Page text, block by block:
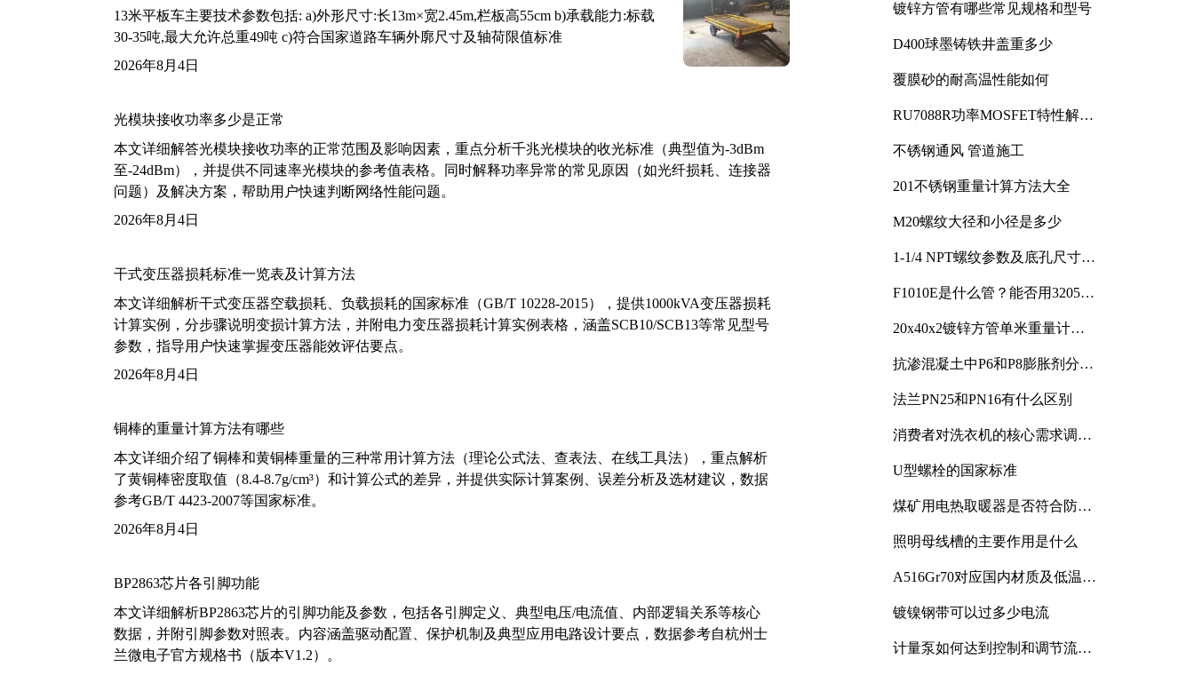
13米平板车主要技术参数包括: a)外形尺寸:长13m×宽2.45m,栏板高55cm b)承载能力:标载
30-35吨,最大允许总重49吨 c)符合国家道路车辆外廓尺寸及轴荷限值标准
2026年8月4日
光模块接收功率多少是正常
本文详细解答光模块接收功率的正常范围及影响因素，重点分析千兆光模块的收光标准（典型值为-3dBm
至-24dBm），并提供不同速率光模块的参考值表格。同时解释功率异常的常见原因（如光纤损耗、连接器
问题）及解决方案，帮助用户快速判断网络性能问题。
2026年8月4日
干式变压器损耗标准一览表及计算方法
本文详细解析干式变压器空载损耗、负载损耗的国家标准（GB/T 10228-2015），提供1000kVA变压器损耗
计算实例，分步骤说明变损计算方法，并附电力变压器损耗计算实例表格，涵盖SCB10/SCB13等常见型号
参数，指导用户快速掌握变压器能效评估要点。
2026年8月4日
铜棒的重量计算方法有哪些
本文详细介绍了铜棒和黄铜棒重量的三种常用计算方法（理论公式法、查表法、在线工具法），重点解析
了黄铜棒密度取值（8.4-8.7g/cm³）和计算公式的差异，并提供实际计算案例、误差分析及选材建议，数据
参考GB/T 4423-2007等国家标准。
2026年8月4日
BP2863芯片各引脚功能
本文详细解析BP2863芯片的引脚功能及参数，包括各引脚定义、典型电压/电流值、内部逻辑关系等核心
数据，并附引脚参数对照表。内容涵盖驱动配置、保护机制及典型应用电路设计要点，数据参考自杭州士
兰微电子官方规格书（版本V1.2）。
镀锌方管有哪些常见规格和型号
D400球墨铸铁井盖重多少
覆膜砂的耐高温性能如何
RU7088R功率MOSFET特性解析
不锈钢通风 管道施工
201不锈钢重量计算方法大全
M20螺纹大径和小径是多少
1-1/4 NPT螺纹参数及底孔尺寸详
F1010E是什么管？能否用3205或
20x40x2镀锌方管单米重量计算
抗渗混凝土中P6和P8膨胀剂分别
法兰PN25和PN16有什么区别
消费者对洗衣机的核心需求调研
U型螺栓的国家标准
煤矿用电热取暖器是否符合防爆
照明母线槽的主要作用是什么
A516Gr70对应国内材质及低温冲
镀镍钢带可以过多少电流
计量泵如何达到控制和调节流量